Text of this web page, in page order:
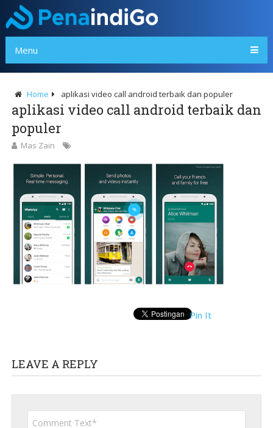
Menu
Home aplikasi video call android terbaik dan populer
aplikasi video call android terbaik dan
populer
Mas Zain
Pin It
LEAVE A REPLY